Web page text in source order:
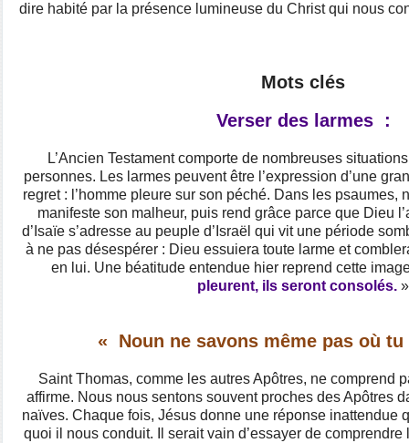
dire habité par la présence lumineuse du Christ qui nous
Mots clés
Verser des larmes :
L’Ancien Testament comporte de nombreuses
personnes. Les larmes peuvent être l’expression d’une
regret : l’homme pleure sur son péché. Dans les psaumes,
manifeste son malheur, puis rend grâce parce que Dieu
d’Isaïe s’adresse au peuple d’Israël qui vit une période
à ne pas désespérer : Dieu essuiera toute larme et
en lui. Une béatitude entendue hier reprend cette
pleurent, ils seront consolés. »
« Noun ne savons même pas où
Saint Thomas, comme les autres Apôtres, ne comprend
affirme. Nous nous sentons souvent proches des Apôtres
naïves. Chaque fois, Jésus donne une réponse inattendue
quoi il nous conduit. Il serait vain d’essayer de